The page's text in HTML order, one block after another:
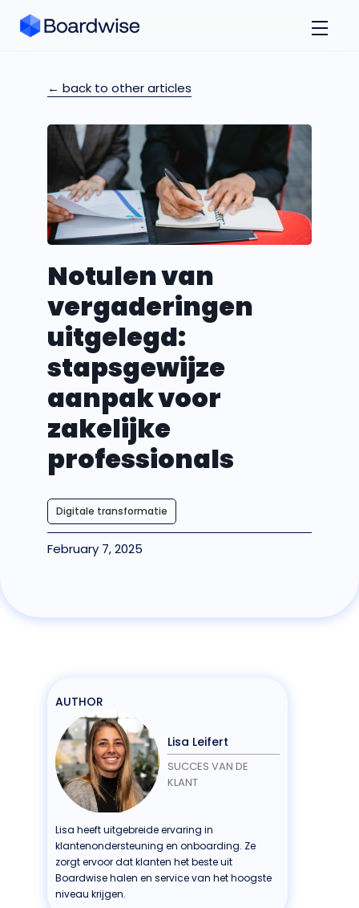
← back to other articles
Notulen van
vergaderingen
uitgelegd:
stapsgewijze
aanpak voor
zakelijke
professionals
Digitale transformatie
February 7, 2025
AUTHOR
Lisa Leifert
SUCCES VAN DE
KLANT
Lisa heeft uitgebreide ervaring in
klantenondersteuning en onboarding. Ze
zorgt ervoor dat klanten het beste uit
Boardwise halen en service van het hoogste
niveau krijgen.